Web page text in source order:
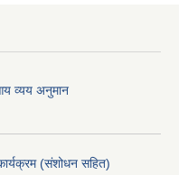
व्यय अनुमान
(संशोधन सहित)